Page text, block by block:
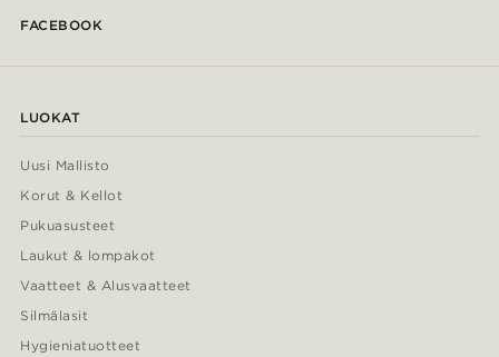
FACEBOOK
LUOKAT
Uusi Mallisto
Korut & Kellot
Pukuasusteet
Laukut & lompakot
Vaatteet & Alusvaatteet
Silmälasit
Hygieniatuotteet